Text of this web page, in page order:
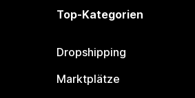
Top-Kategorien
Dropshipping
Marktplätze